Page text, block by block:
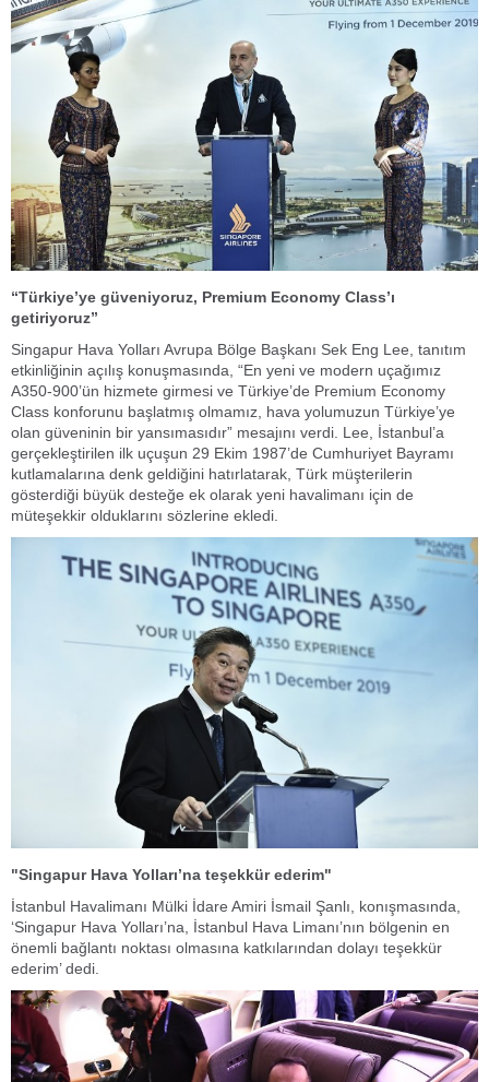
“Türkiye’ye güveniyoruz, Premium Economy Class’ı
getiriyoruz”
Singapur Hava Yolları Avrupa Bölge Başkanı Sek Eng Lee, tanıtım
etkinliğinin açılış konuşmasında, “En yeni ve modern uçağımız
A350-900’ün hizmete girmesi ve Türkiye’de Premium Economy
Class konforunu başlatmış olmamız, hava yolumuzun Türkiye’ye
olan güveninin bir yansımasıdır” mesajını verdi. Lee, İstanbul’a
gerçekleştirilen ilk uçuşun 29 Ekim 1987’de Cumhuriyet Bayramı
kutlamalarına denk geldiğini hatırlatarak, Türk müşterilerin
gösterdiği büyük desteğe ek olarak yeni havalimanı için de
müteşekkir olduklarını sözlerine ekledi.
"Singapur Hava Yolları’na teşekkür ederim"
İstanbul Havalimanı Mülki İdare Amiri İsmail Şanlı, konışmasında,
‘Singapur Hava Yolları’na, İstanbul Hava Limanı’nın bölgenin en
önemli bağlantı noktası olmasına katkılarından dolayı teşekkür
ederim’ dedi.